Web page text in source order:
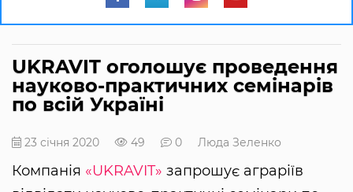
UKRAVIT оголошує проведення
науково-практичних семінарів
по всій Україні
23 січня 2020 49 0 Люда Зеленко
Компанія «UKRAVIT» запрошує аграріїв